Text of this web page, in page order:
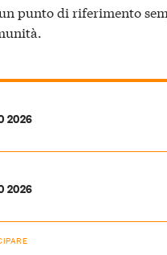
punto di riferimento
2026
2026